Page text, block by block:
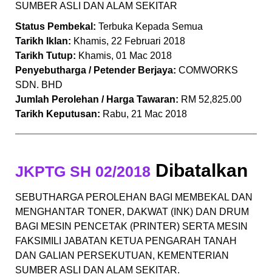
SUMBER ASLI DAN ALAM SEKITAR
Status Pembekal: Terbuka Kepada Semua
Tarikh Iklan: Khamis, 22 Februari 2018
Tarikh Tutup: Khamis, 01 Mac 2018
Penyebutharga / Petender Berjaya: COMWORKS
SDN. BHD
Jumlah Perolehan / Harga Tawaran: RM 52,825.00
Tarikh Keputusan: Rabu, 21 Mac 2018
JKPTG SH 02/2018 Dibatalkan
SEBUTHARGA PEROLEHAN BAGI MEMBEKAL DAN
MENGHANTAR TONER, DAKWAT (INK) DAN DRUM
BAGI MESIN PENCETAK (PRINTER) SERTA MESIN
FAKSIMILI JABATAN KETUA PENGARAH TANAH
DAN GALIAN PERSEKUTUAN, KEMENTERIAN
SUMBER ASLI DAN ALAM SEKITAR.